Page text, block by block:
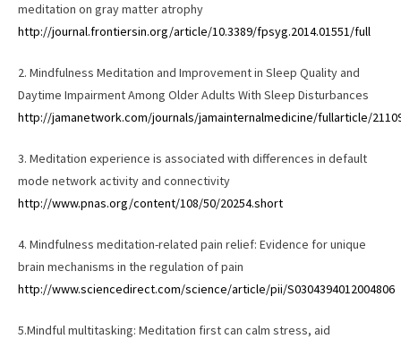
meditation on gray matter atrophy
http://journal.frontiersin.org/article/10.3389/fpsyg.2014.01551/full
2. Mindfulness Meditation and Improvement in Sleep Quality and
Daytime Impairment Among Older Adults With Sleep Disturbances
http://jamanetwork.com/journals/jamainternalmedicine/fullarticle/
3. Meditation experience is associated with differences in default
mode network activity and connectivity
http://www.pnas.org/content/108/50/20254.short
4. Mindfulness meditation-related pain relief: Evidence for unique
brain mechanisms in the regulation of pain
http://www.sciencedirect.com/science/article/pii/S0304394012004806
5.Mindful multitasking: Meditation first can calm stress, aid